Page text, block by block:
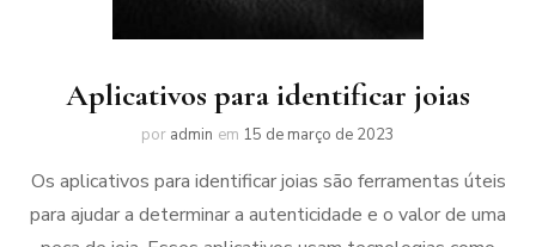
Aplicativos para identificar joias
por admin em 15 de março de 2023
Os aplicativos para identificar joias são ferramentas úteis
para ajudar a determinar a autenticidade e o valor de uma